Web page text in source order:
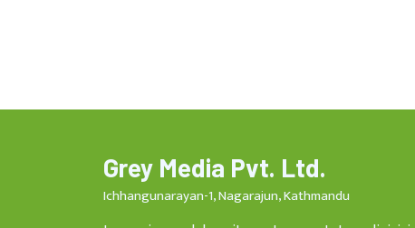
Grey Media Pvt. Ltd.
Ichhangunarayan-1, Nagarajun, Kathmandu